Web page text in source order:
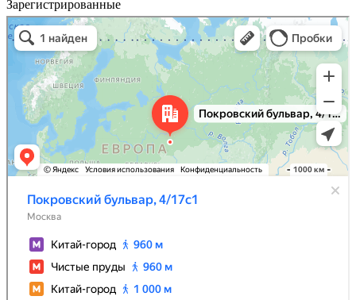
Зарегистрированные